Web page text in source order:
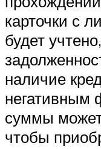
карточки с
будет
наличие
негативным
суммы
чтобы